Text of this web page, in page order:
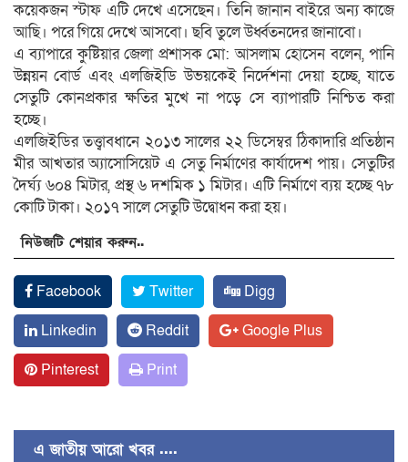
কয়েকজন স্টাফ এটি দেখে এসেছেন। তিনি জানান বাইরে অন্য কাজে
আছি। পরে গিয়ে দেখে আসবো। ছবি তুলে উর্ধ্বতনদের জানাবো।
এ ব্যাপারে কুষ্টিয়ার জেলা প্রশাসক মো: আসলাম হোসেন বলেন, পানি
উন্নয়ন বোর্ড এবং এলজিইডি উভয়কেই নির্দেশনা দেয়া হচ্ছে, যাতে
সেতুটি কোনপ্রকার ক্ষতির মুখে না পড়ে সে ব্যাপারটি নিশ্চিত করা
হচ্ছে।
এলজিইডির তত্ত্বাবধানে ২০১৩ সালের ২২ ডিসেম্বর ঠিকাদারি প্রতিষ্ঠান
মীর আখতার অ্যাসোসিয়েট এ সেতু নির্মাণের কার্যাদেশ পায়। সেতুটির
দৈর্ঘ্য ৬০৪ মিটার, প্রস্থ ৬ দশমিক ১ মিটার। এটি নির্মাণে ব্যয় হচ্ছে ৭৮
কোটি টাকা। ২০১৭ সালে সেতুটি উদ্বোধন করা হয়।
নিউজটি শেয়ার করুন..
Facebook Twitter
Digg
Linkedin
Reddit
Google Plus
Pinterest
Print
এ জাতীয় আরো খবর ....